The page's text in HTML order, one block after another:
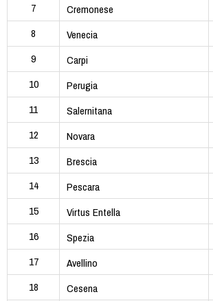
7
Cremonese
8
Venecia
9
Carpi
10
Perugia
11
Salernitana
12
Novara
13
Brescia
14
Pescara
15
Virtus Entella
16
Spezia
17
Avellino
18
Cesena